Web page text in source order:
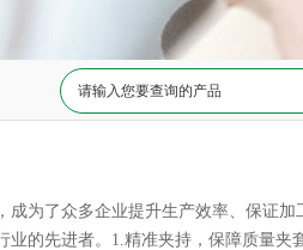
为了众多企业提升生产效率、保证加
的先进者。1.精准夹持，保障质量夹